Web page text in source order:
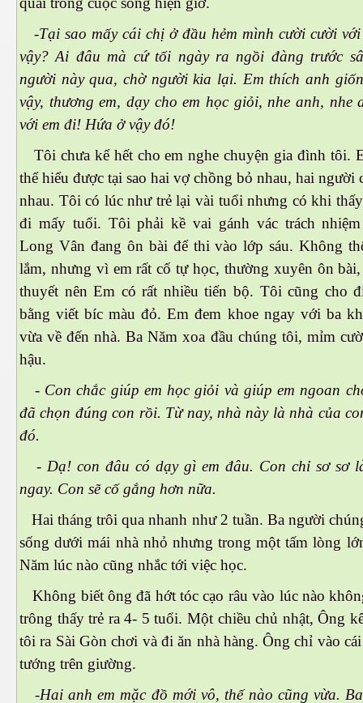
-Tại sao mấy cái chị ở đầu hẻm mình cười cười
vậy? Ai đâu mà cứ tối ngày ra ngồi đàng trước
người này qua, chờ người kia lại. Em thích anh
vậy, thương em, dạy cho em học giỏi, nhe anh, nhe
với em đi! Hứa ở vậy đó!
Tôi chưa kể hết cho em nghe chuyện gia đình tôi.
thể hiểu được tại sao hai vợ chồng bỏ nhau, hai người
nhau. Tôi có lúc như trẻ lại vài tuổi nhưng có khi
đi mấy tuổi. Tôi phải kề vai gánh vác trách
Long Vân đang ôn bài để thi vào lớp sáu. Không
lắm, nhưng vì em rất cố tự học, thường xuyên ôn
thuyết nên Em có rất nhiều tiến bộ. Tôi cũng cho
bằng viết bíc màu đỏ. Em đem khoe ngay với ba
vừa về đến nhà. Ba Năm xoa đầu chúng tôi, mỉm
hậu.
- Con chắc giúp em học giỏi và giúp em ngoan
đã chọn đúng con rồi. Từ nay, nhà này là nhà của
đó.
- Dạ! con đâu có dạy gì em đâu. Con chỉ sơ sơ
ngay. Con sẽ cố gắng hơn nữa.
Hai tháng trôi qua nhanh như 2 tuần. Ba người
sống dưới mái nhà nhỏ nhưng trong một tấm lòng
Năm lúc nào cũng nhắc tới việc học.
Không biết ông đã hớt tóc cạo râu vào lúc nào
trông thấy trẻ ra 4- 5 tuổi. Một chiều chủ nhật, Ông
tôi ra Sài Gòn chơi và đi ăn nhà hàng. Ông chỉ vào
tướng trên giường.
-Hai anh em mặc đồ mới vô, thế nào cũng vừa.
682
giới
Trí